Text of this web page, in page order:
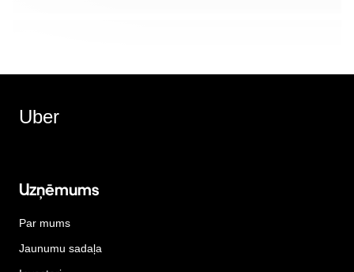
Uber
Uzņēmums
Par mums
Jaunumu sadaļa